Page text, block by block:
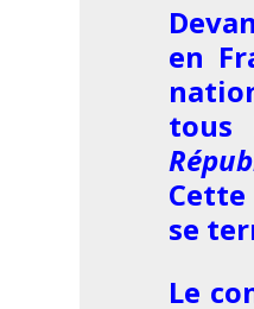
en
tous
se
Le